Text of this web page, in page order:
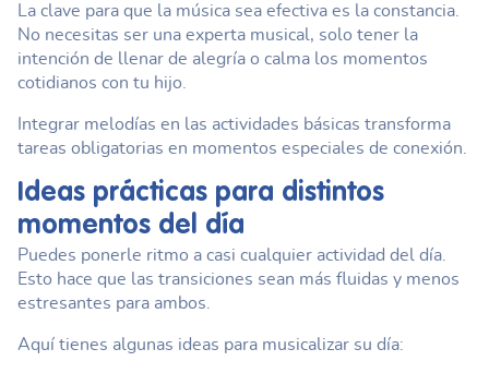
La clave para que la música sea efectiva es la constancia.
No necesitas ser una experta musical, solo tener la
intención de llenar de alegría o calma los momentos
cotidianos con tu hijo.
Integrar melodías en las actividades básicas transforma
tareas obligatorias en momentos especiales de conexión.
Ideas prácticas para distintos
momentos del día
Puedes ponerle ritmo a casi cualquier actividad del día.
Esto hace que las transiciones sean más fluidas y menos
estresantes para ambos.
Aquí tienes algunas ideas para musicalizar su día: